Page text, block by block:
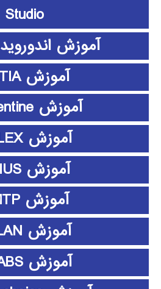
Studio
آموزش اندوروید android
آموزش CATIA
آموزش clementine
آموزش CPLEX
آموزش EDIUS
آموزش EMTP
آموزش ePLAN
آموزش ETABS